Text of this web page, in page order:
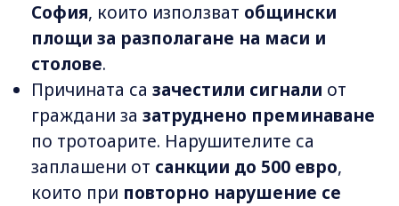
София, които използват общински
площи за разполагане на маси и
столове.
Причината са зачестили сигнали от
граждани за затруднено преминаване
по тротоарите. Нарушителите са
заплашени от санкции до 500 евро,
които при повторно нарушение се